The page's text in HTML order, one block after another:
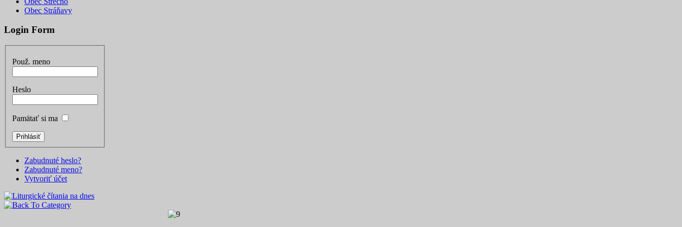
Obec Stráňavy
Login Form
Použ. meno
Heslo
Pamätať si ma
Zabudnuté heslo?
Zabudnuté meno?
Vytvoriť účet